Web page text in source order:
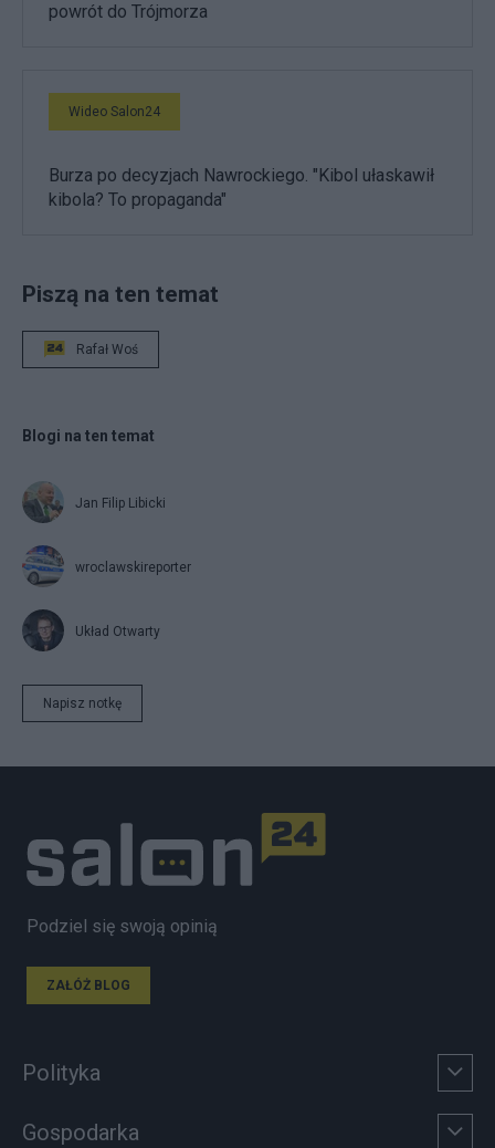
powrót do Trójmorza
Wideo Salon24
Burza po decyzjach Nawrockiego. "Kibol ułaskawił
kibola? To propaganda"
Piszą na ten temat
Rafał Woś
Blogi na ten temat
Jan Filip Libicki
wroclawskireporter
Układ Otwarty
Napisz notkę
Podziel się swoją opinią
ZAŁÓŻ BLOG
Polityka
Gospodarka